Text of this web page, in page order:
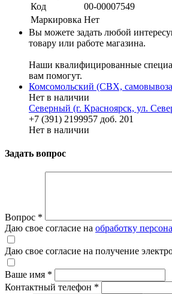
Код
00-00007549
Маркировка Нет
Вы можете задать любой
товару или работе магазина.
Наши квалифицированные
вам помогут.
Комсомольский (СВХ,
Нет в наличии
Северный (г. Красноярск, ул.
+7 (391) 2199957 доб. 201
Нет в наличии
Задать вопрос
Вопрос *
Даю свое согласие на обработку
Даю свое согласие на получение
Ваше имя *
Контактный телефон *